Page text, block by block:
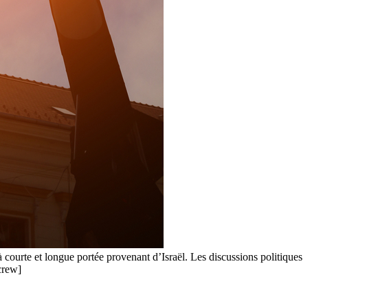
et longue portée provenant d’Israël. Les discussions politiques